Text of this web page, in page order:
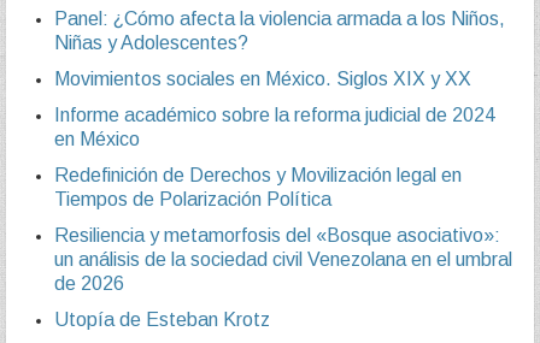
Panel: ¿Cómo afecta la violencia armada a los Niños,
Niñas y Adolescentes?
Movimientos sociales en México. Siglos XIX y XX
Informe académico sobre la reforma judicial de 2024
en México
Redefinición de Derechos y Movilización legal en
Tiempos de Polarización Política
Resiliencia y metamorfosis del «Bosque asociativo»:
un análisis de la sociedad civil Venezolana en el umbral
de 2026
Utopía de Esteban Krotz